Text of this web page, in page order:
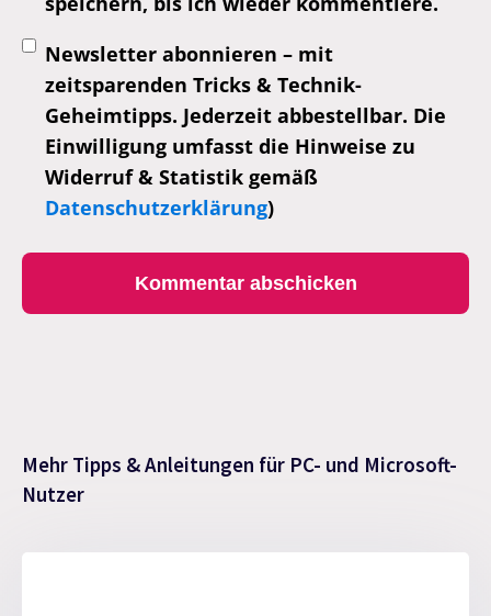
Newsletter abonnieren – mit
zeitsparenden Tricks & Technik-
Geheimtipps. Jederzeit abbestellbar. Die
Einwilligung umfasst die Hinweise zu
Widerruf & Statistik gemäß
Datenschutzerklärung)
Mehr Tipps & Anleitungen für PC- und Microsoft-
Nutzer